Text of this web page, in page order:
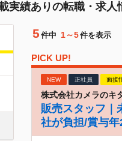
実績ありの転職・求人
5 件中 1～5件を表示
PICK UP!
NEW 正社員 面接
株式会社カメラのキ
販売スタッフ｜
社が負担/賞与年